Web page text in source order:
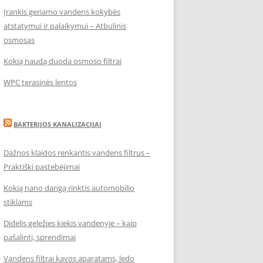
Įrankis geriamo vandens kokybės
atstatymui ir palaikymui – Atbulinis
osmosas
Kokią naudą duoda osmoso filtrai
WPC terasinės lentos
BAKTERIJOS KANALIZACIJAI
Dažnos klaidos renkantis vandens filtrus –
Praktiški pastebėjimai
Kokią nano dangą rinktis automobilio
stiklams
Didelis geležies kiekis vandenyje – kaip
pašalinti, sprendimai
Vandens filtrai kavos aparatams, ledo